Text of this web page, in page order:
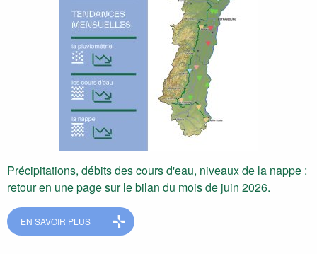
Précipitations, débits des cours d'eau, niveaux de la nappe :
retour en une page sur le bilan du mois de juin 2026.
EN SAVOIR PLUS